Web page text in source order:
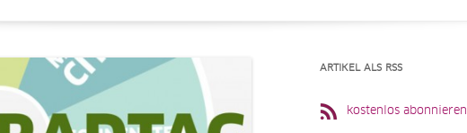
ARTIKEL ALS RSS
kostenlos abonnieren